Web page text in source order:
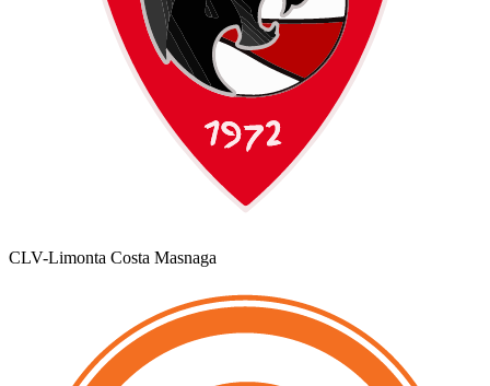
CLV-Limonta Costa Masnaga